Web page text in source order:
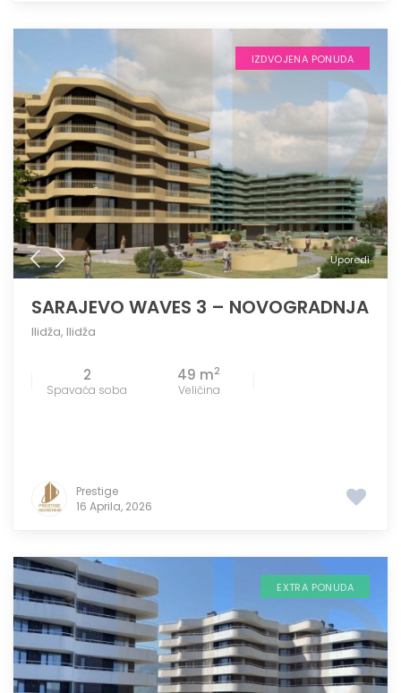
Uporedi
IZDVOJENA PONUDA
SARAJEVO WAVES 3 – NOVOGRADNJA
Ilidža, Ilidža
2
Spavaća soba
49 m2
Veličina
Prestige
16 Aprila, 2026
EXTRA PONUDA